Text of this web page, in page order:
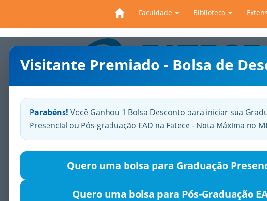
Faculdade Biblioteca
Visitante Premiado - Bolsa de
Parabéns! Você Ganhou 1 Bolsa Desconto para iniciar sua
Presencial ou Pós-graduação EAD na Fatece - Nota Máxima no
Quero uma bolsa para Graduação
Quero uma bolsa para Pós-Graduação
Previous